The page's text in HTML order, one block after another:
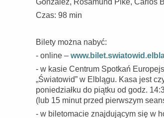
Gonzalez, Rosamund Pike, Carlos
Czas: 98 min
Bilety można nabyć:
- online –
- w kasie Centrum Spotkań
„Światowid” w Elblągu. Kasa jest
poniedziałku do piątku od godz.
(lub 15 minut przed pierwszym
- w biletomacie znajdującym się w